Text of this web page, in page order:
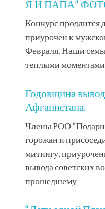
Я И ПАПА”
Конкурс продлится
приурочен к
Февраля. Наши
теплыми
Годовщина
Афганистана.
Члены РОО “Подари
горожан и
митингу,
вывода советских
прошедшему